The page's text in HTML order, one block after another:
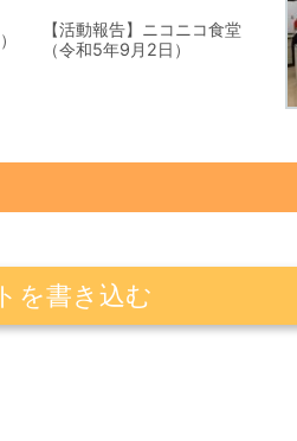
【活動報告】ニコニコ食堂
（令和5年9月2日）
を書き込む